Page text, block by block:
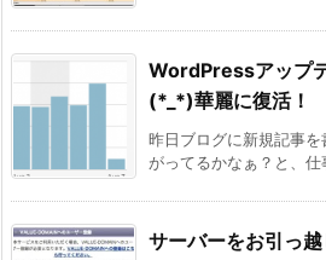
WordPressアップ
(*_*)華麗に復活！
昨日ブログに新規記事
がってるかなぁ？と、
サーバーをお引っ